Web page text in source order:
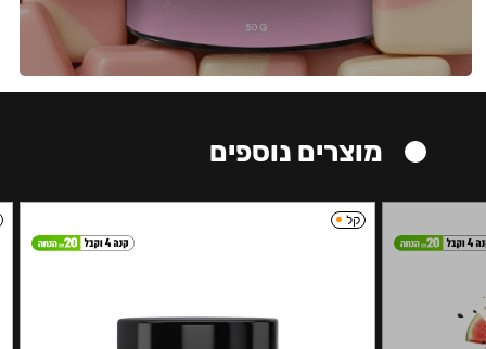
מוצרים נוספים
קל